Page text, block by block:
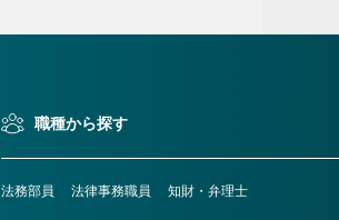
職種から探す
法務部員 法律事務職員 知財・弁理士